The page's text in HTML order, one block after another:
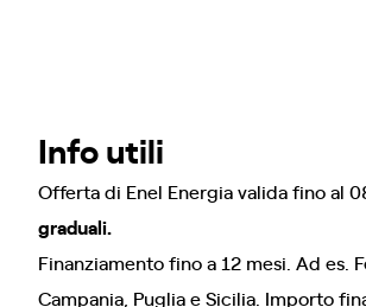
Info utili
Offerta di Enel Energia valida fino al
graduali.
Finanziamento fino a 12 mesi. Ad es.
Campania, Puglia e Sicilia. Importo